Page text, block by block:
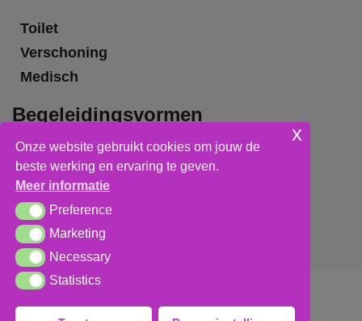
Toilet
Verschoning
Medisch
Begeleidingsvormen
Grote groepsbegeleiding
Kleine groepsbegeleiding
Individuele begeleiding
cookieverklaring
Onze website gebruikt cookies om jouw de
beste werking en ervaring te geven.
Meer informatie
PreferencePreference
MarketingMarketing
NecessaryNecessary
StatisticsStatistics
x